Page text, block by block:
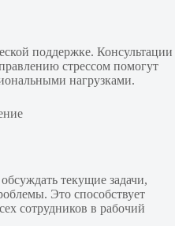
поддержке. Консультации
стрессом помогут
нагрузками.
текущие задачи,
Это способствует
сотрудников в рабочий